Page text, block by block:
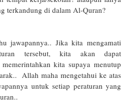
terkandung di dalam Al-Quran?
jawapannya.. Jika kita mengamati
tersebut, kita akan dapat
kita supaya menutup
Allah maha mengetahui ke atas
untuk setiap peraturan yang